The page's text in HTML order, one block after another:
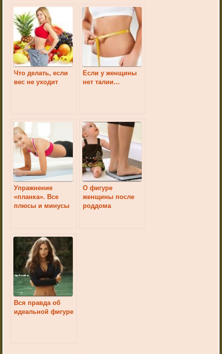
Что делать, если
вес не уходит
Если у женщины
нет талии…
Упражнение
«планка». Все
плюсы и минусы
О фигуре
женщины после
роддома
Вся правда об
идеальной фигуре